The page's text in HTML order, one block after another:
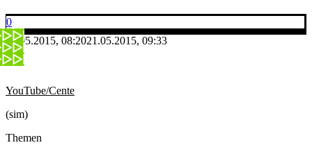
0
21.05.2015, 08:2021.05.2015, 09:33
YouTube/Cente
(sim)
Themen